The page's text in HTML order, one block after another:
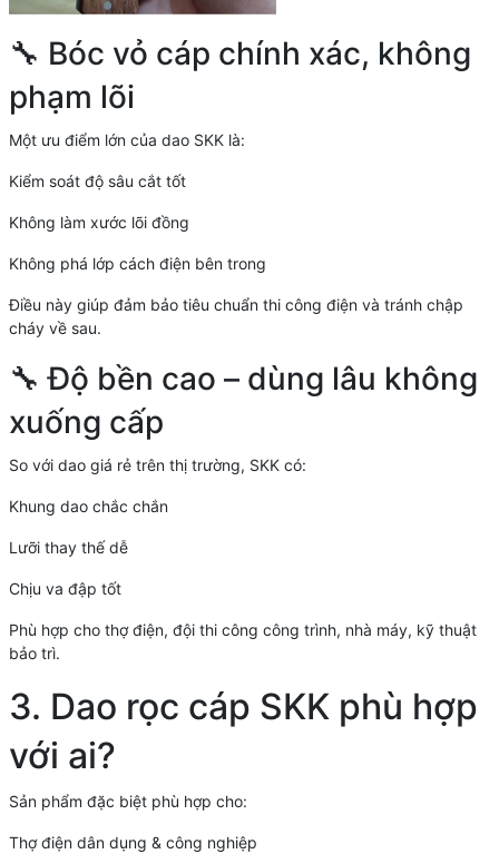
🔧 Bóc vỏ cáp chính xác, không
phạm lõi
Một ưu điểm lớn của dao SKK là:
Kiểm soát độ sâu cắt tốt
Không làm xước lõi đồng
Không phá lớp cách điện bên trong
Điều này giúp đảm bảo tiêu chuẩn thi công điện và tránh chập
cháy về sau.
🔧 Độ bền cao – dùng lâu không
xuống cấp
So với dao giá rẻ trên thị trường, SKK có:
Khung dao chắc chắn
Lưỡi thay thế dễ
Chịu va đập tốt
Phù hợp cho thợ điện, đội thi công công trình, nhà máy, kỹ thuật
bảo trì.
3. Dao rọc cáp SKK phù hợp
với ai?
Sản phẩm đặc biệt phù hợp cho:
Thợ điện dân dụng & công nghiệp